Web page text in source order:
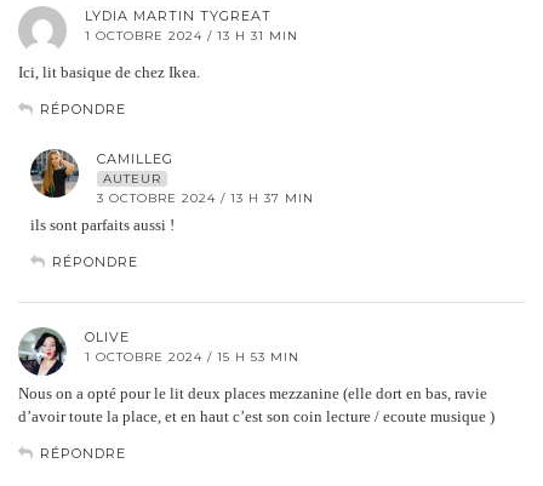
LYDIA MARTIN TYGREAT
1 OCTOBRE 2024 / 13 H 31 MIN
Ici, lit basique de chez Ikea.
RÉPONDRE
CAMILLEG
AUTEUR
3 OCTOBRE 2024 / 13 H 37 MIN
ils sont parfaits aussi !
RÉPONDRE
OLIVE
1 OCTOBRE 2024 / 15 H 53 MIN
Nous on a opté pour le lit deux places mezzanine (elle dort en bas, ravie
d’avoir toute la place, et en haut c’est son coin lecture / ecoute musique )
RÉPONDRE